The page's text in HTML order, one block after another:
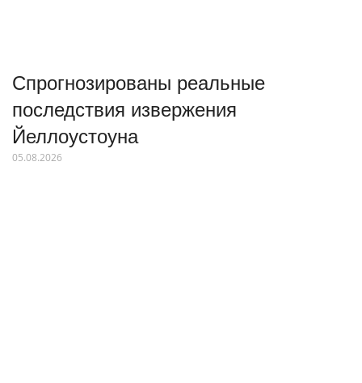
Спрогнозированы реальные
последствия извержения
Йеллоустоуна
05.08.2026